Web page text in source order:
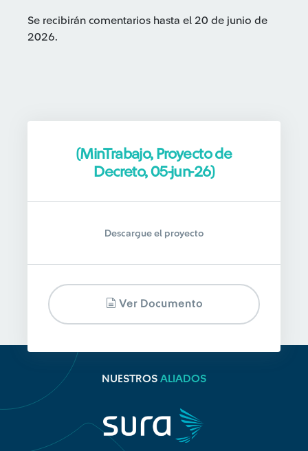
Se recibirán comentarios hasta el 20 de junio de
2026.
(MinTrabajo, Proyecto de
Decreto, 05-jun-26)
Descargue el proyecto
Ver Documento
NUESTROS ALIADOS